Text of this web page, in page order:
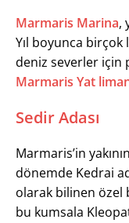
Marmaris Marina,
Yıl boyunca
deniz severler için
Marmaris Yat
Sedir Adası
Marmaris’in
dönemde Kedrai
olarak bilinen özel
bu kumsala